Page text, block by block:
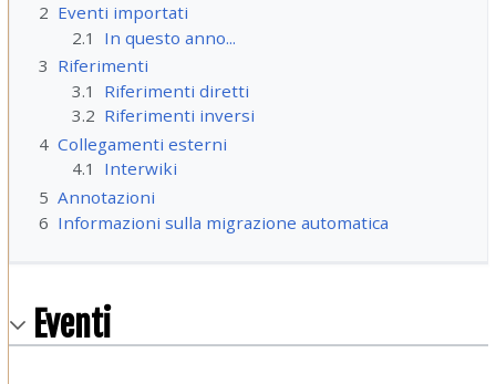
2 Eventi importati
2.1
In questo anno...
3 Riferimenti
3.1
Riferimenti diretti
3.2 Riferimenti inversi
4 Collegamenti esterni
4.1
Interwiki
5 Annotazioni
6 Informazioni sulla migrazione automatica
Eventi